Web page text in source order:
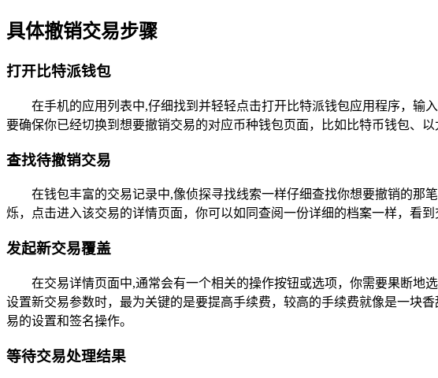
具体撤销交易步骤
打开比特派钱包
在手机的应用列表中,仔细找到并轻轻点击打开比特派钱包应用程序，输
要确保你已经切换到想要撤销交易的对应币种钱包页面，比如比特币钱包、
查找待撤销交易
在钱包丰富的交易记录中,像侦探寻找线索一样仔细查找你想要撤销的那
烁，点击进入该交易的详情页面，你可以如同查阅一份详细的档案一样，看
发起新交易覆盖
在交易详情页面中,通常会有一个相关的操作按钮或选项，你需要果断地
设置新交易参数时，最为关键的是要提高手续费，较高的手续费就像是一块
易的设置和签名操作。
等待交易处理结果